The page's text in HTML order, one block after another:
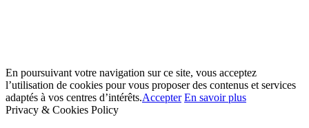
En poursuivant votre navigation sur ce site, vous acceptez
l’utilisation de cookies pour vous proposer des contenus et services
adaptés à vos centres d’intérêts.Accepter En savoir plus
Privacy & Cookies Policy